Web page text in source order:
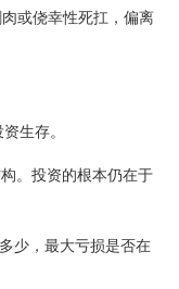
或侥幸性死扛，偏离
生存。
。投资的根本仍在于
少，最大亏损是否在